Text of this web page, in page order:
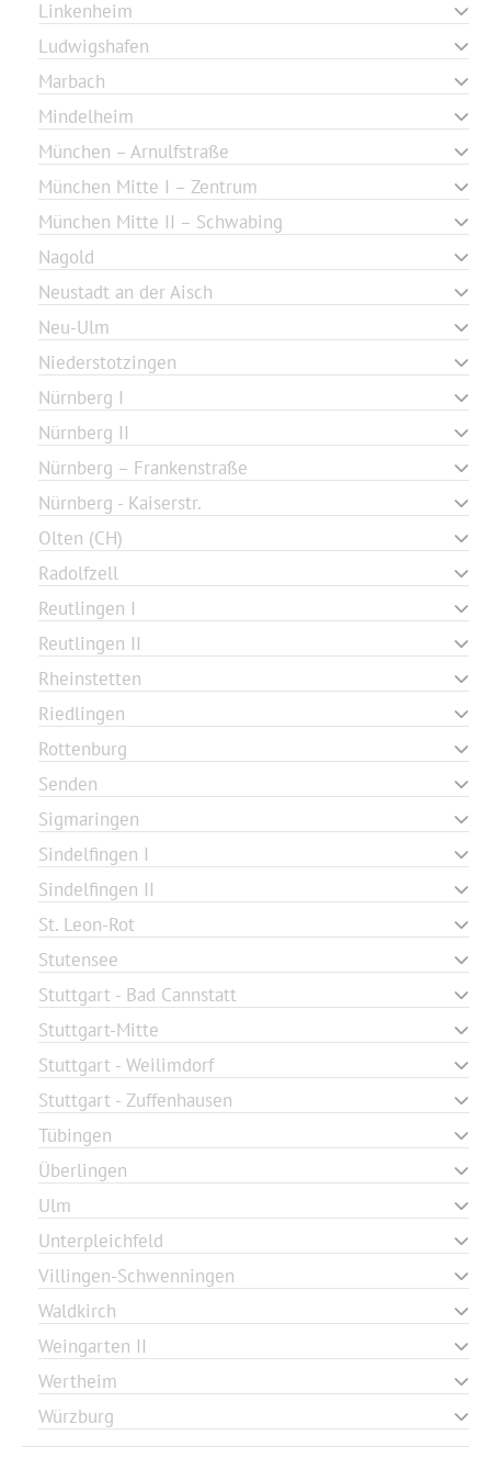
Linkenheim
Ludwigshafen
Marbach
Mindelheim
München – Arnulfstraße
München Mitte I – Zentrum
München Mitte II – Schwabing
Nagold
Neustadt an der Aisch
Neu-Ulm
Niederstotzingen
Nürnberg I
Nürnberg II
Nürnberg – Frankenstraße
Nürnberg - Kaiserstr.
Olten (CH)
Radolfzell
Reutlingen I
Reutlingen II
Rheinstetten
Riedlingen
Rottenburg
Senden
Sigmaringen
Sindelfingen I
Sindelfingen II
St. Leon-Rot
Stutensee
Stuttgart - Bad Cannstatt
Stuttgart-Mitte
Stuttgart - Weilimdorf
Stuttgart - Zuffenhausen
Tübingen
Überlingen
Ulm
Unterpleichfeld
Villingen-Schwenningen
Waldkirch
Weingarten II
Wertheim
Würzburg